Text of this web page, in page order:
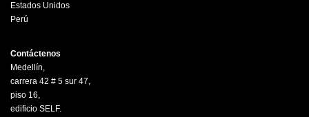
Estados Unidos
Perú
Contáctenos
Medellín,
carrera 42 # 5 sur 47,
piso 16,
edificio SELF.